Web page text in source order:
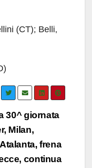
(CT); Belli,
30^ giornata
Milan,
frena
continua